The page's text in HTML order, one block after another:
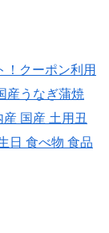
！クーポン利用
産うなぎ蒲焼
国産 土用丑
日 食べ物 食品